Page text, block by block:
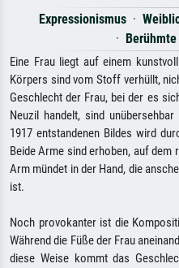
Expressionismus ·
·
Eine Frau liegt auf einem
Körpers sind vom Stoff verhüllt,
Geschlecht der Frau, bei der es
Neuzil handelt, sind
1917 entstandenen Bildes wird
Beide Arme sind erhoben, auf
Arm mündet in der Hand, die
ist.
Noch provokanter ist die
Während die Füße der Frau
diese Weise kommt das